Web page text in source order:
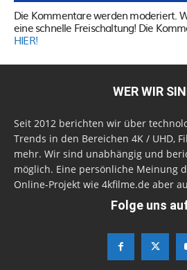
Die Kommentare werden moderiert.
eine schnelle Freischaltung! Die
HIER!
WER WIR
Seit 2012 berichten wir über
Trends in den Bereichen 4K / UHD,
mehr. Wir sind unabhängig und
möglich. Eine persönliche Meinung
Online-Projekt wie 4kfilme.de aber
Folge uns